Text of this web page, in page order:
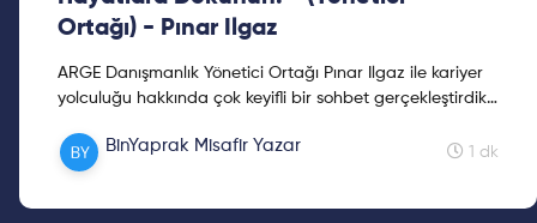
Ortağı) - Pınar Ilgaz
ARGE Danışmanlık Yönetici Ortağı Pınar Ilgaz ile kariyer
yolculuğu hakkında çok keyifli bir sohbet gerçekleştirdik.
BinYaprak Misafir Yazar 1 dk